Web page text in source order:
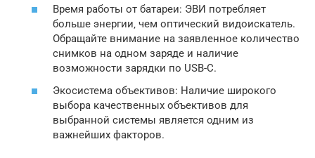
Время работы от батареи: ЭВИ потребляет
больше энергии‚ чем оптический видоискатель.
Обращайте внимание на заявленное количество
снимков на одном заряде и наличие
возможности зарядки по USB-C.
Экосистема объективов: Наличие широкого
выбора качественных объективов для
выбранной системы является одним из
важнейших факторов.